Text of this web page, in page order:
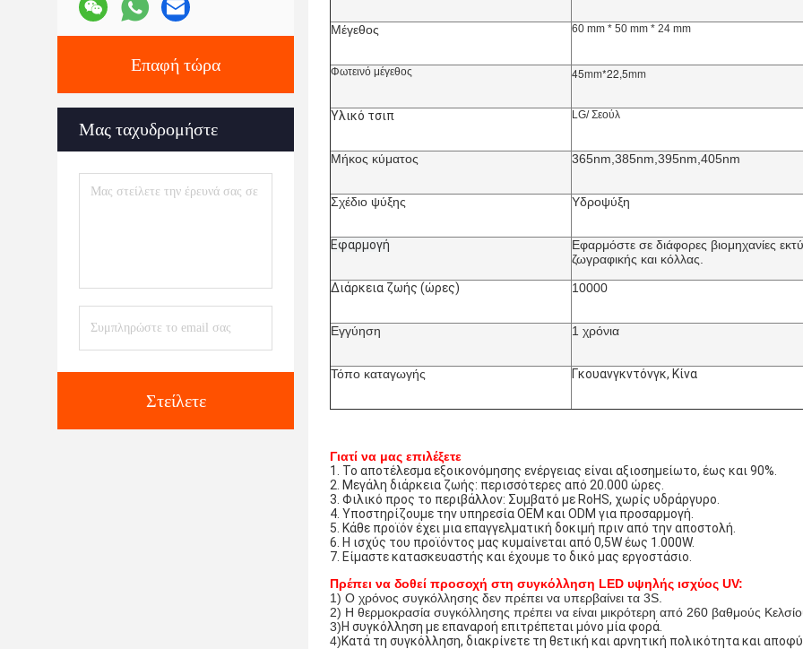
Επαφή τώρα
Μας ταχυδρομήστε
Στείλετε
Μέγεθος 60 mm * 50 mm * 24 mm
Φωτεινό μέγεθος 45mm*22,5mm
Υλικό τσιπ LG/ Σεούλ
Μήκος κύματος 365nm,385nm,395nm,405nm
Σχέδιο ψύξης Υδροψύξη
Εφαρμογή
Εφαρμόστε σε διάφορες βιομηχανίες
ζωγραφικής και κόλλας.
Διάρκεια ζωής (ώρες)
10000
Εγγύηση 1 χρόνια
Τόπο καταγωγής Γκουανγκντόνγκ, Κίνα
Γιατί να μας επιλέξετε
1. Το αποτέλεσμα εξοικονόμησης ενέργειας είναι αξιοσημείωτο, έως και 90%.
2. Μεγάλη διάρκεια ζωής: περισσότερες από 20.000 ώρες.
3. Φιλικό προς το περιβάλλον: Συμβατό με RoHS, χωρίς υδράργυρο.
4. Υποστηρίζουμε την υπηρεσία OEM και ODM για προσαρμογή.
5. Κάθε προϊόν έχει μια επαγγελματική δοκιμή πριν από την αποστολή.
6. Η ισχύς του προϊόντος μας κυμαίνεται από 0,5W έως 1.000W.
7. Είμαστε κατασκευαστής και έχουμε το δικό μας εργοστάσιο.
Πρέπει να δοθεί προσοχή στη συγκόλληση LED υψηλής ισχύος UV:
1) Ο χρόνος συγκόλλησης δεν πρέπει να υπερβαίνει τα 3S.
2) Η θερμοκρασία συγκόλλησης πρέπει να είναι μικρότερη από 260 βαθμούς
3)Η συγκόλληση με επαναροή επιτρέπεται μόνο μία φορά.
4)Κατά τη συγκόλληση, διακρίνετε τη θετική και αρνητική πολικότητα και